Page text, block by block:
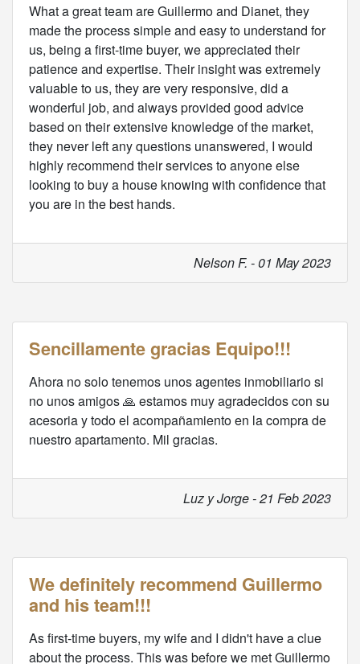
What a great team are Guillermo and Dianet, they
made the process simple and easy to understand for
us, being a first-time buyer, we appreciated their
patience and expertise. Their insight was extremely
valuable to us, they are very responsive, did a
wonderful job, and always provided good advice
based on their extensive knowledge of the market,
they never left any questions unanswered, I would
highly recommend their services to anyone else
looking to buy a house knowing with confidence that
you are in the best hands.
Nelson F. - 01 May 2023
Sencillamente gracias Equipo!!!
Ahora no solo tenemos unos agentes inmobiliario si
no unos amigos 🙏 estamos muy agradecidos con su
acesoria y todo el acompañamiento en la compra de
nuestro apartamento. Mil gracias.
Luz y Jorge - 21 Feb 2023
We definitely recommend Guillermo
and his team!!!
As first-time buyers, my wife and I didn't have a clue
about the process. This was before we met Guillermo